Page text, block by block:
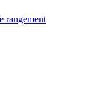
rangement